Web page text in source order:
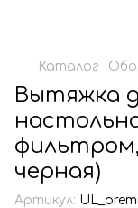
Каталог
Вытяжка
черная)
Артикул: